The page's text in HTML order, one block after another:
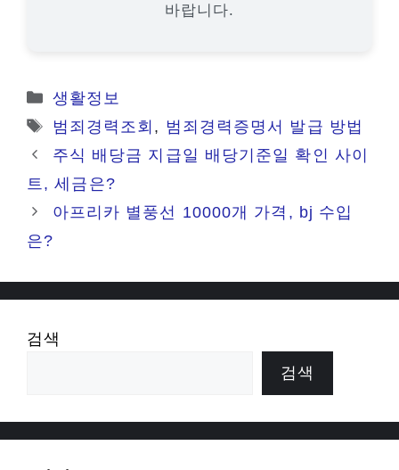
바랍니다.
카
테
리
생활정보
태
그
범죄경력조회 , 범죄경력증명서 발급 방법
주식 배당금 지급일 배당기준일 확인 사이
트, 세금은?
아프리카 별풍선 10000개 가격, bj 수입
은?
검색
검색